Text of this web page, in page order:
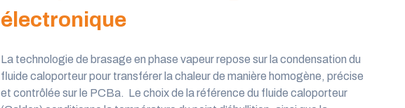
électronique
La technologie de brasage en phase vapeurrepose sur la condensation du
fluide caloporteurpour transférer la chaleur de manière homogène, précise
et contrôlée sur le PCBa. Le choix de la référence du fluide caloporteur